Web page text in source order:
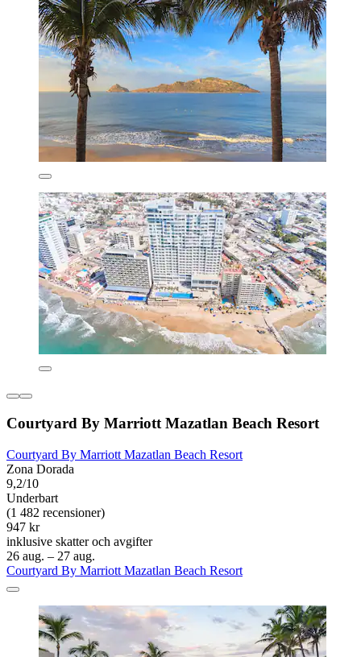
Courtyard By Marriott Mazatlan Beach Resort
Courtyard By Marriott Mazatlan Beach Resort
Zona Dorada
9,2/10
Underbart
(1 482 recensioner)
947 kr
inklusive skatter och avgifter
26 aug. – 27 aug.
Courtyard By Marriott Mazatlan Beach Resort